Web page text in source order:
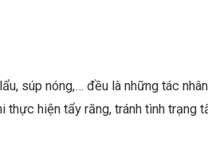
súp nóng,… đều là những tác
thực hiện tẩy răng, tránh tình trạng